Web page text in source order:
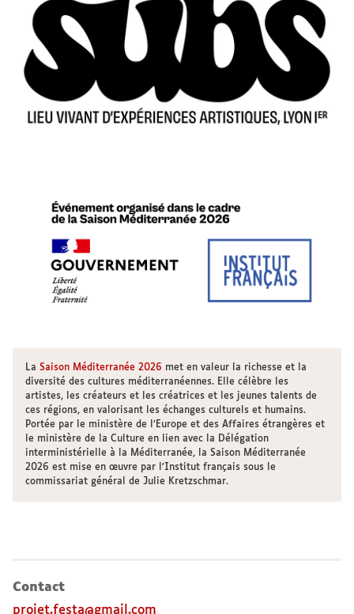
La Saison Méditerranée 2026 met en valeur la richesse et la
diversité des cultures méditerranéennes. Elle célèbre les
artistes, les créateurs et les créatrices et les jeunes talents de
ces régions, en valorisant les échanges culturels et humains.
Portée par le ministère de l’Europe et des Affaires étrangères et
le ministère de la Culture en lien avec la Délégation
interministérielle à la Méditerranée, la Saison Méditerranée
2026 est mise en œuvre par l’Institut français sous le
commissariat général de Julie Kretzschmar.
Contact
projet.festa@gmail.com